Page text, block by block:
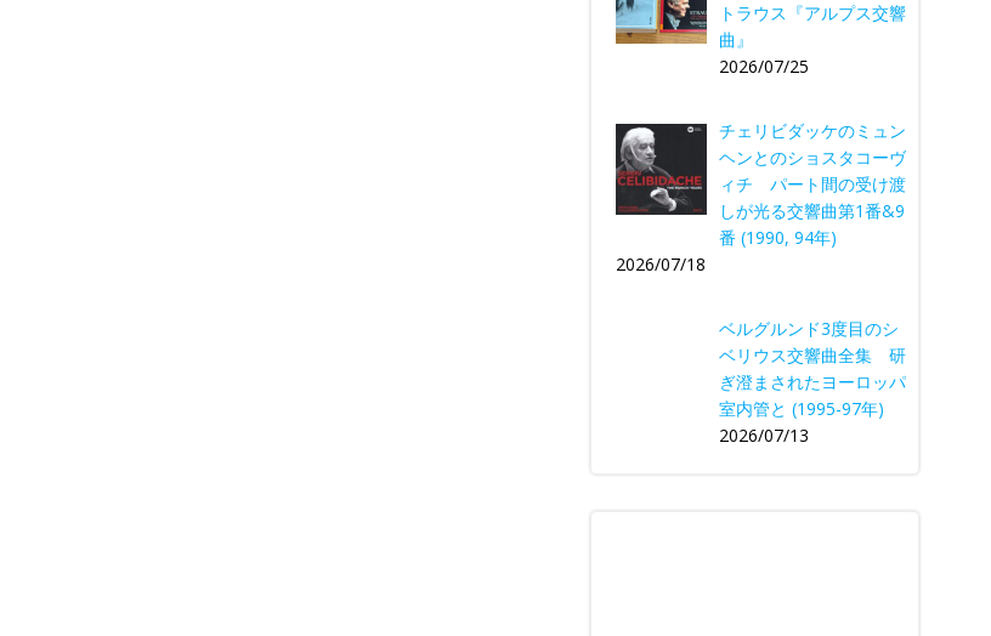
トラウス『アルプス交響
曲』
2026/07/25
チェリビダッケのミュン
ヘンとのショスタコーヴ
ィチ パート間の受け渡
しが光る交響曲第1番&9
番 (1990, 94年)
2026/07/18
ベルグルンド3度目のシ
ベリウス交響曲全集 研
ぎ澄まされたヨーロッパ
室内管と (1995-97年)
2026/07/13